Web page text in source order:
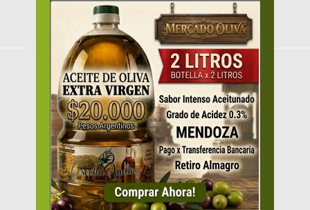
MENU
HOME
PRODUCTOS
OFERTAS
VENDER
MAYORISTAS
Mercado Oliva TV
MIS FAVORITOS